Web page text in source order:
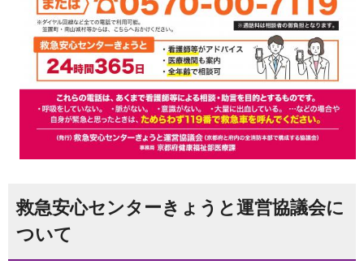
救急安心センターきょうと運営協議会に
ついて